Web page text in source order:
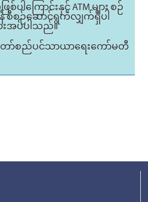
ပါကြောင်းနှင့် ATM များ စဉ်
စဉ်ဆောင်ရွက်လျှက်ရှိပါ
ားအပ်ပါသည်။
ာ်စည်ပင်သာယာရေးကော်မတီ